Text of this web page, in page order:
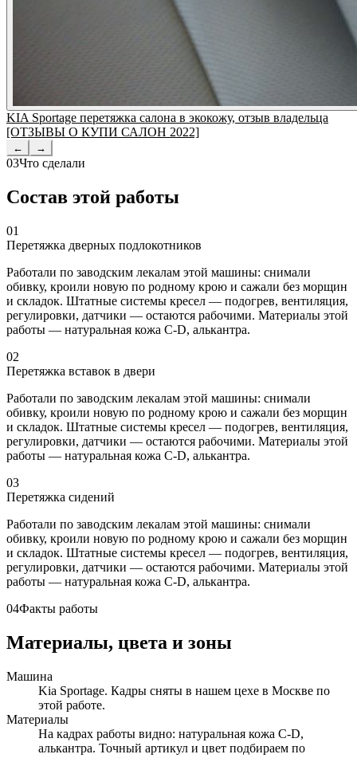
KIA Sportage перетяжка салона в экокожу, отзыв владельца
[ОТЗЫВЫ О КУПИ САЛОН 2022]
← →
03Что сделали
Состав этой работы
01
Перетяжка дверных подлокотников
Работали по заводским лекалам этой машины: снимали
обивку, кроили новую по родному крою и сажали без морщин
и складок. Штатные системы кресел — подогрев, вентиляция,
регулировки, датчики — остаются рабочими. Материалы этой
работы — натуральная кожа C-D, алькантра.
02
Перетяжка вставок в двери
Работали по заводским лекалам этой машины: снимали
обивку, кроили новую по родному крою и сажали без морщин
и складок. Штатные системы кресел — подогрев, вентиляция,
регулировки, датчики — остаются рабочими. Материалы этой
работы — натуральная кожа C-D, алькантра.
03
Перетяжка сидений
Работали по заводским лекалам этой машины: снимали
обивку, кроили новую по родному крою и сажали без морщин
и складок. Штатные системы кресел — подогрев, вентиляция,
регулировки, датчики — остаются рабочими. Материалы этой
работы — натуральная кожа C-D, алькантра.
04Факты работы
Материалы, цвета и зоны
Машина
Kia Sportage. Кадры сняты в нашем цехе в Москве по
этой работе.
Материалы
На кадрах работы видно: натуральная кожа C-D,
алькантра. Точный артикул и цвет подбираем по